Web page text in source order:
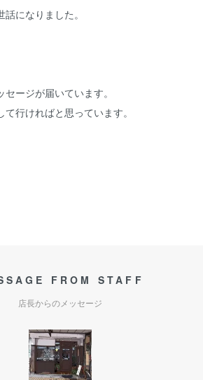
になりました。
ージが届いています。
行ければと思っています。
FROM STAFF
店長からのメッセージ